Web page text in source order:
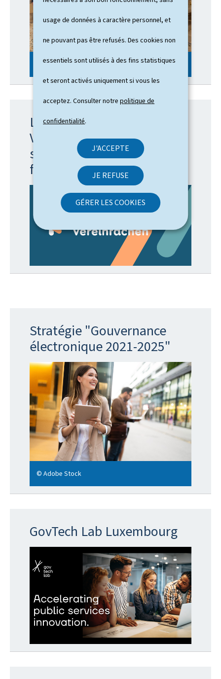
usage de données à caractère personnel, et
ne pouvant pas être refusés. Des cookies non
essentiels sont utilisés à des fins statistiques
et seront activés uniquement si vous les
acceptez. Consulter notrepolitique de
confidentialité.
J'ACCEPTE
JE REFUSE
GÉRER LES COOKIES
© SIP / Julien Warnand
La plateforme "Zesumme
Vereinfachen": pour des
services publics qui
facilitent votre quotidien
Stratégie "Gouvernance
électronique 2021-2025"
© Adobe Stock
GovTech Lab Luxembourg